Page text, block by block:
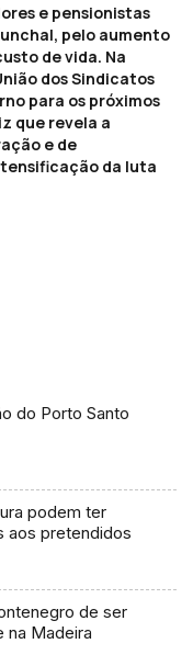
e pensionistas
pelo aumento
de vida. Na
dos Sindicatos
para os próximos
que revela a
e de
da luta
do Porto Santo
podem ter
aos pretendidos
de ser
na Madeira